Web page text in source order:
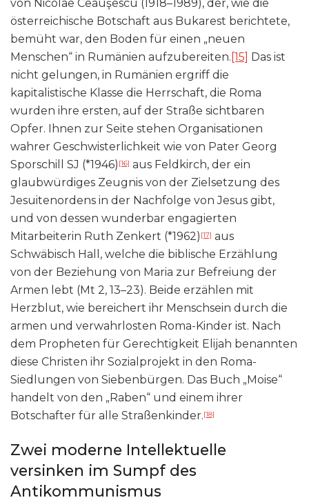
von Nicolae Ceauşescu (1918–1989), der, wie die
österreichische Botschaft aus Bukarest berichtete,
bemüht war, den Boden für einen „neuen
Menschen“ in Rumänien aufzubereiten. [15] Das ist
nicht gelungen, in Rumänien ergriff die
kapitalistische Klasse die Herrschaft, die Roma
wurden ihre ersten, auf der Straße sichtbaren
Opfer. Ihnen zur Seite stehen Organisationen
wahrer Geschwisterlichkeit wie von Pater Georg
Sporschill SJ (*1946) [16] aus Feldkirch, der ein
glaubwürdiges Zeugnis von der Zielsetzung des
Jesuitenordens in der Nachfolge von Jesus gibt,
und von dessen wunderbar engagierten
Mitarbeiterin Ruth Zenkert (*1962) [17] aus
Schwäbisch Hall, welche die biblische Erzählung
von der Beziehung von Maria zur Befreiung der
Armen lebt (Mt 2, 13–23). Beide erzählen mit
Herzblut, wie bereichert ihr Menschsein durch die
armen und verwahrlosten Roma-Kinder ist. Nach
dem Propheten für Gerechtigkeit Elijah benannten
diese Christen ihr Sozialprojekt in den Roma-
Siedlungen von Siebenbürgen. Das Buch „Moise“
handelt von den „Raben“ und einem ihrer
Botschafter für alle Straßenkinder.[18]
Zwei moderne Intellektuelle
versinken im Sumpf des
Antikommunismus